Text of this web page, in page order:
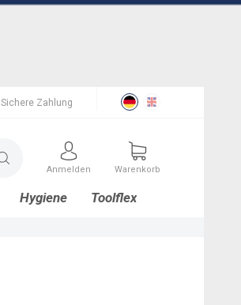
Sichere Zahlung
Anmelden Warenkorb
Hygiene Toolflex